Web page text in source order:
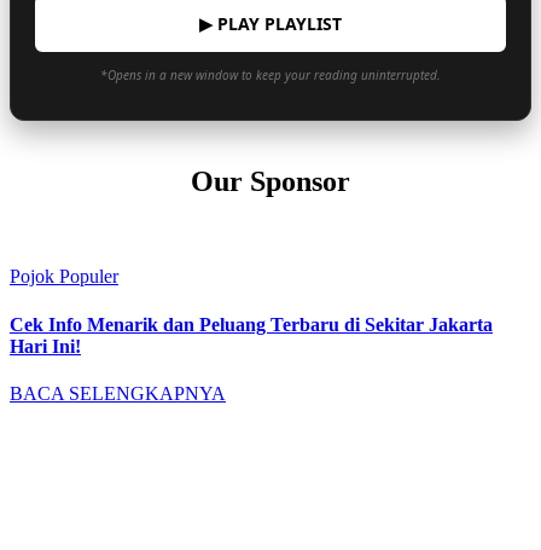
▶ PLAY PLAYLIST
*Opens in a new window to keep your reading uninterrupted.
Our Sponsor
Pojok Populer
Cek Info Menarik dan Peluang Terbaru di Sekitar Jakarta
Hari Ini!
BACA SELENGKAPNYA